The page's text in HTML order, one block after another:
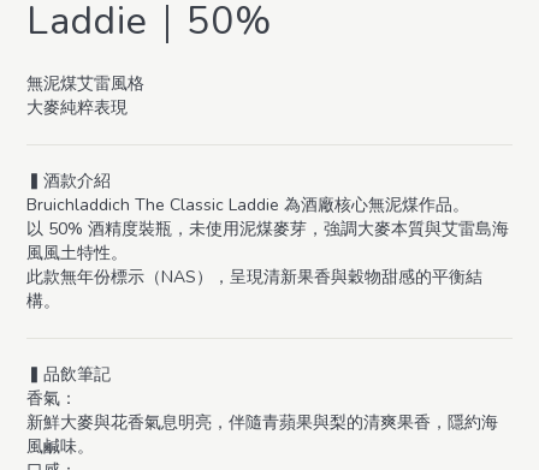
Laddie｜50%
無泥煤艾雷風格
大麥純粹表現
▍酒款介紹
Bruichladdich The Classic Laddie 為酒廠核心無泥煤作品。
以 50% 酒精度裝瓶，未使用泥煤麥芽，強調大麥本質與艾雷島海
風風土特性。
此款無年份標示（NAS），呈現清新果香與穀物甜感的平衡結
構。
▍品飲筆記
香氣：
新鮮大麥與花香氣息明亮，伴隨青蘋果與梨的清爽果香，隱約海
風鹹味。